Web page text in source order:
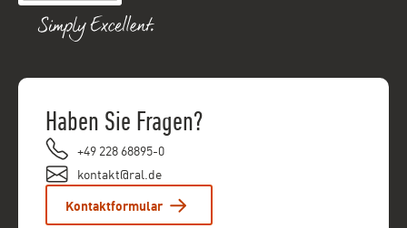
Haben Sie Fragen?
+49 228 68895-0
kontakt@ral.de
Kontaktformular